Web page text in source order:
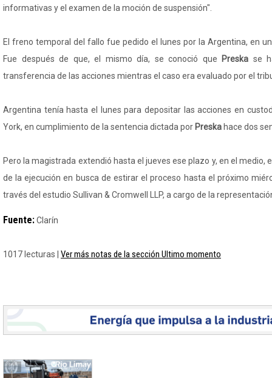
informativas y el examen de la moción de suspensión".
El freno temporal del fallo fue pedido el lunes por la Argentina, en
Fue después de que, el mismo día, se conoció que
Preska se
transferencia de las acciones mientras el caso era evaluado por el
Argentina tenía hasta el lunes para depositar las acciones en
York, en cumplimiento de la sentencia dictada por Preska hace dos
Pero la magistrada extendió hasta el jueves ese plazo y, en el medio,
de la ejecución en busca de estirar el proceso hasta el próximo
través del estudio Sullivan & Cromwell LLP, a cargo de la
Fuente:Clarín
1017 lecturas | Ver más notas de la sección Ultimo momento